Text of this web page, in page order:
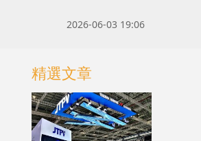
2026-06-03 19:06
精選文章